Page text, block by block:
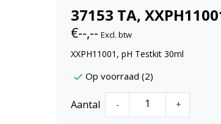
37153 TA,
€--,-- Excl. btw
XXPH11001, pH Testkit 30ml
Op voorraad (2)
Aantal - +